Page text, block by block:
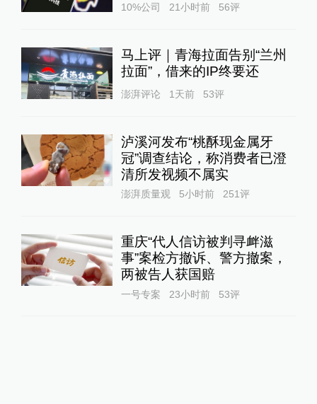
10%公司 21小时前 56评
马上评｜青海拉面告别“兰州
拉面”，借来的IP终要还
澎湃评论 1天前 53评
泸溪河发布“桃酥现金属牙
冠”调查结论，称消费者已澄
清所发视频不属实
澎湃质量观 5小时前 251评
重庆“代人信访被判寻衅滋
事”案检方撤诉、警方撤案，
两被告人获国赔
一号专案 23小时前 53评